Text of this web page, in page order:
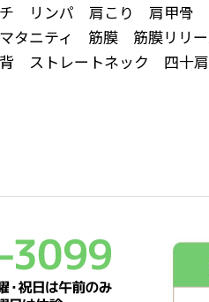
チ リンパ 肩こり 肩甲骨
ニティ 筋膜 筋膜リリ
ストレートネック 四